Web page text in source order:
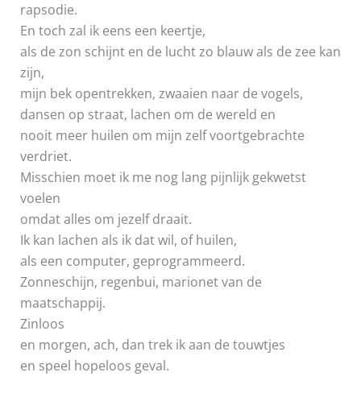
rapsodie.
En toch zal ik eens een keertje,
als de zon schijnt en de lucht zo blauw als de zee kan
zijn,
mijn bek opentrekken, zwaaien naar de vogels,
dansen op straat, lachen om de wereld en
nooit meer huilen om mijn zelf voortgebrachte
verdriet.
Misschien moet ik me nog lang pijnlijk gekwetst
voelen
omdat alles om jezelf draait.
Ik kan lachen als ik dat wil, of huilen,
als een computer, geprogrammeerd.
Zonneschijn, regenbui, marionet van de
maatschappij.
Zinloos
en morgen, ach, dan trek ik aan de touwtjes
en speel hopeloos geval.